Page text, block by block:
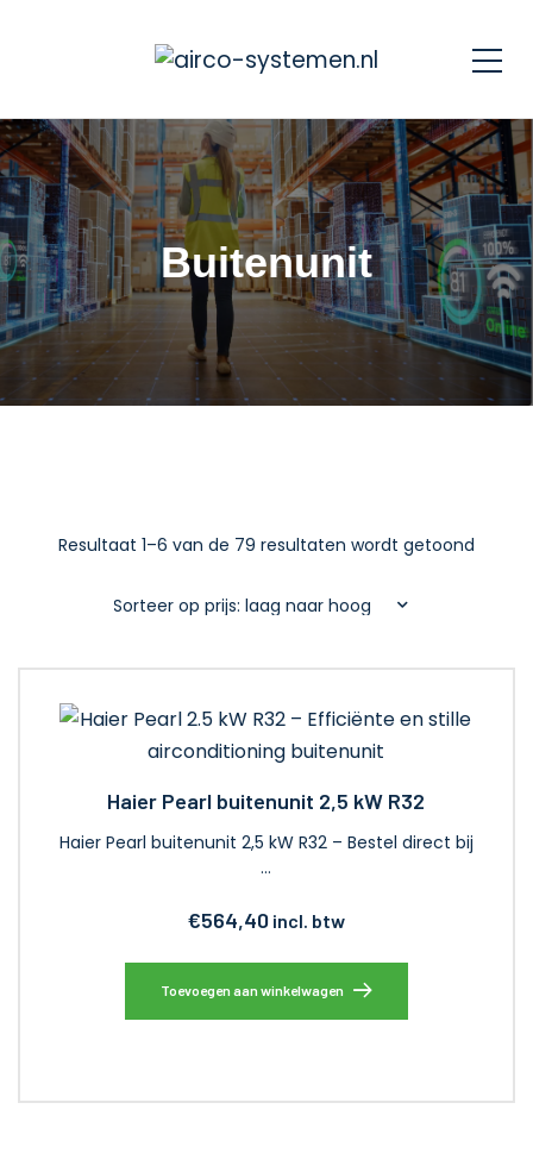
Buitenunit
Resultaat 1–6 van de 79 resultaten wordt getoond
Haier Pearl buitenunit 2,5 kW R32
Haier Pearl buitenunit 2,5 kW R32 – Bestel direct bij
…
€564,40 incl. btw
Toevoegen aan winkelwagen